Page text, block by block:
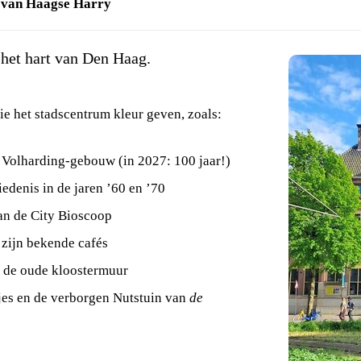
Haagse Harry
hart van Den Haag.
het stadscentrum kleur geven, zoals:
gebouw (in 2027: 100 jaar!)
in de jaren ’60 en ’70
de City Bioscoop
bekende cafés
oude kloostermuur
en de verborgen Nutstuin van de